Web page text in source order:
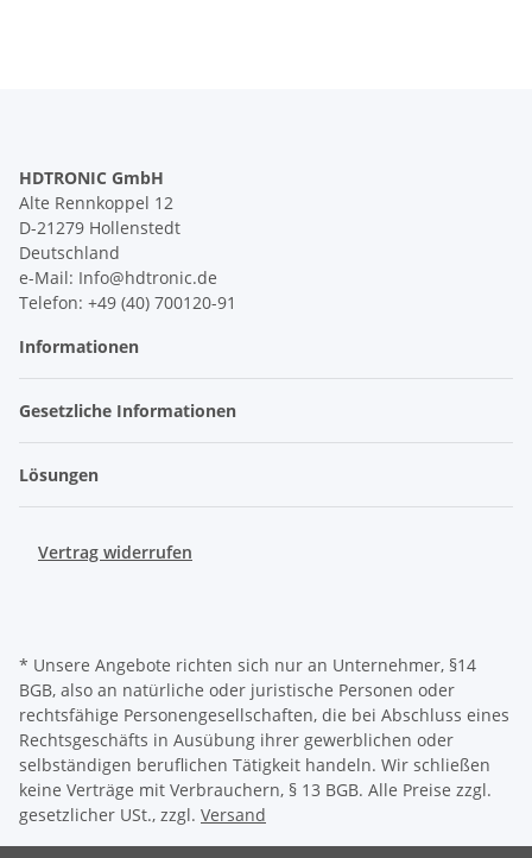
HDTRONIC GmbH
Alte Rennkoppel 12
D-21279 Hollenstedt
Deutschland
e-Mail: Info@hdtronic.de
Telefon: +49 (40) 700120-91
Informationen
Gesetzliche Informationen
Lösungen
Vertrag widerrufen
* Unsere Angebote richten sich nur an Unternehmer, §14
BGB, also an natürliche oder juristische Personen oder
rechtsfähige Personengesellschaften, die bei Abschluss eines
Rechtsgeschäfts in Ausübung ihrer gewerblichen oder
selbständigen beruflichen Tätigkeit handeln. Wir schließen
keine Verträge mit Verbrauchern, § 13 BGB. Alle Preise zzgl.
gesetzlicher USt., zzgl. Versand